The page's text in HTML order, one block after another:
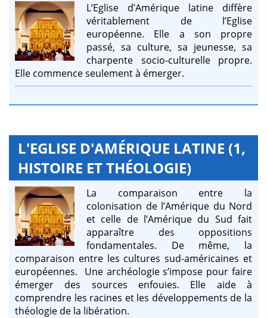
L’Eglise d’Amérique latine diffère
véritablement de l’Eglise
européenne. Elle a son propre
passé, sa culture, sa jeunesse, sa
charpente socio-culturelle propre.
Elle commence seulement à émerger.
L'EGLISE D'AMÉRIQUE LATINE (1,
HISTOIRE ET THÉOLOGIE)
La comparaison entre la
colonisation de l’Amérique du Nord
et celle de l’Amérique du Sud fait
apparaître des oppositions
fondamentales. De même, la
comparaison entre les cultures sud-américaines et
européennes. Une archéologie s’impose pour faire
émerger des sources enfouies. Elle aide à
comprendre les racines et les développements de la
théologie de la libération.